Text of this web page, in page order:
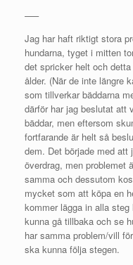
—–
Jag har haft riktigt stora
hundarna, tyget i mitten
det spricker helt och
ålder. (När de inte längre
som tillverkar bäddarna
därför har jag beslutat att
bäddar, men eftersom
fortfarande är helt så
dem. Det började med
överdrag, men problemet
samma och dessutom
mycket som att köpa en
kommer lägga in alla
kunna gå tillbaka och se
har samma problem/vill
ska kunna följa stegen.